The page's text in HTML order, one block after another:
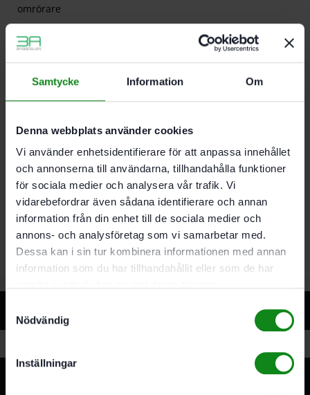
Samtycke Information Om
Denna webbplats använder cookies
Vi använder enhetsidentifierare för att anpassa innehållet
och annonserna till användarna, tillhandahålla funktioner
för sociala medier och analysera vår trafik. Vi
vidarebefordrar även sådana identifierare och annan
information från din enhet till de sociala medier och
annons- och analysföretag som vi samarbetar med.
Dessa kan i sin tur kombinera informationen med annan
information som du har tillhandahållit eller som de har
Nödvändig
Inställningar
omrörare
Beskrivning Teknisk Data Recensioner (0)
Egenskaper
Rörkorg med höga skärkrafter
tätningsmaterial. lim. för omrörning utan
luftblåsor
Omrörningsmängd -25 kg
M14 rörkorg för omrörare
För MX 1000. MX 1000/2. MXP 800. MXP 1000.
MXP 1002